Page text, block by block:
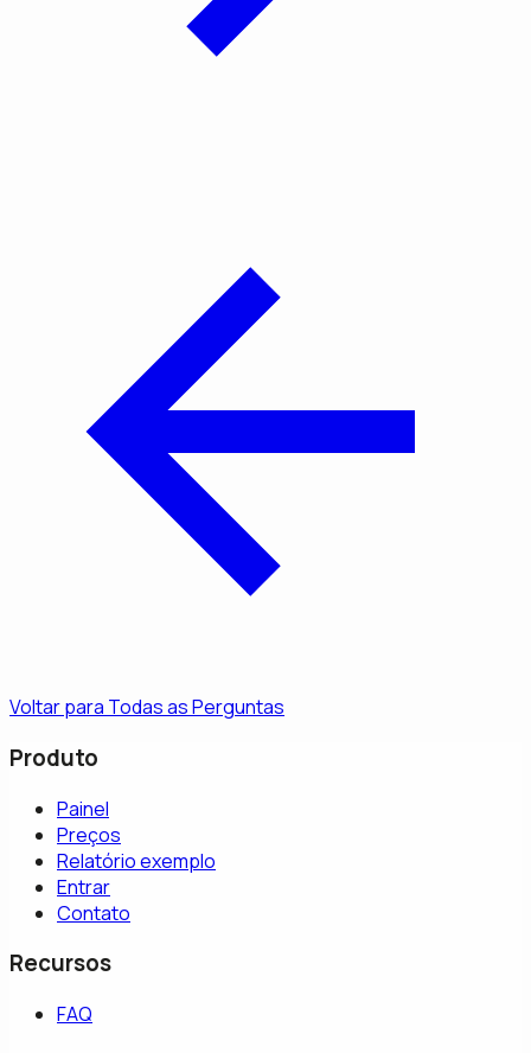
Voltar para Todas as Perguntas
Produto
Painel
Preços
Relatório exemplo
Entrar
Contato
Recursos
FAQ